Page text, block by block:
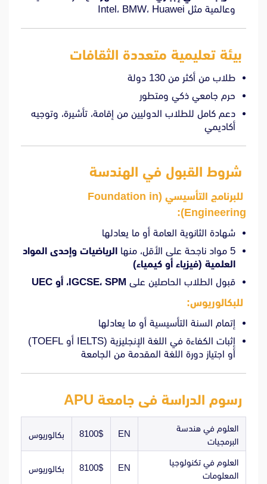
وعالمية مثل Intel، BMW، Huawei
بيئة تعليمية متعددة الثقافات
طلاب من أكثر من 130 دولة
حرم جامعي ذكي ومتطور
دعم كامل للطلاب الدوليين من إقامة، تأشيرة، وتوجيه
أكاديمي
شروط القبول في الهندسة
للبرنامج التأسيسي (Foundation in
Engineering)
:
شهادة الثانوية العامة أو ما يعادلها
5 مواد ناجحة على الأقل، منها
الرياضيات وإحدى المواد
العلمية (فيزياء أو كيمياء)
قبول الطلاب الحاصلين على IGCSE، SPM، أو UEC
للبكالوريوس:
إتمام السنة التأسيسية أو ما يعادلها
إثبات الكفاءة في اللغة الإنجليزية (IELTS أو TOEFL)
أو اجتياز دورة اللغة المقدمة من الجامعة
رسوم الدراسة فى جامعة APU
العلوم في هندسة
البرمجيات
EN
8100$ بكالوريوس
العلوم في تكنولوجيا
المعلومات
EN
8100$ بكالوريوس